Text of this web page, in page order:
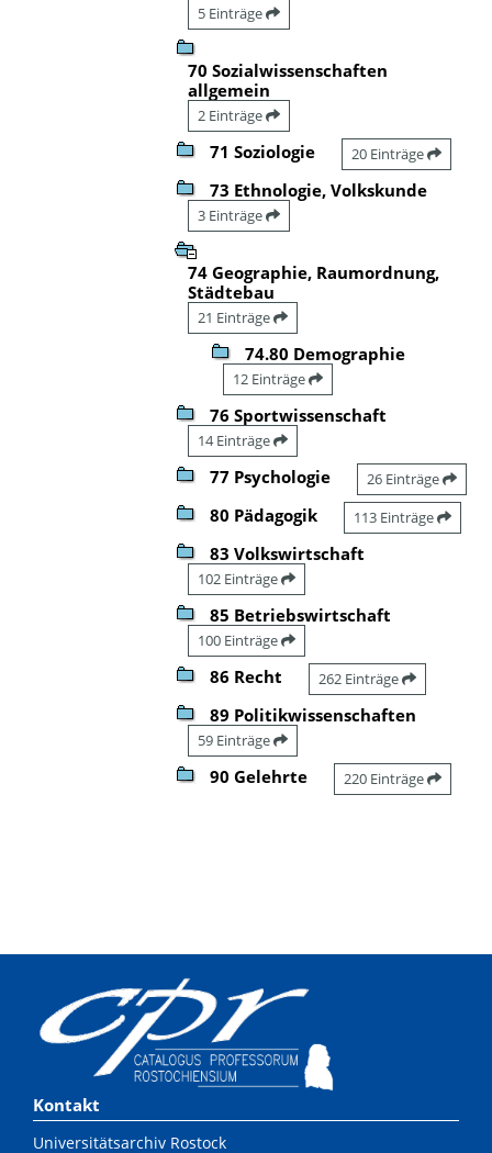
5 Einträge
70 Sozialwissenschaften
allgemein
2 Einträge
71 Soziologie 20 Einträge
73 Ethnologie, Volkskunde
3 Einträge
74 Geographie, Raumordnung,
Städtebau
21 Einträge
74.80 Demographie
12 Einträge
76 Sportwissenschaft
14 Einträge
77 Psychologie 26 Einträge
80 Pädagogik 113 Einträge
83 Volkswirtschaft
102 Einträge
85 Betriebswirtschaft
100 Einträge
86 Recht 262 Einträge
89 Politikwissenschaften
59 Einträge
90 Gelehrte 220 Einträge
Kontakt
Universitätsarchiv Rostock